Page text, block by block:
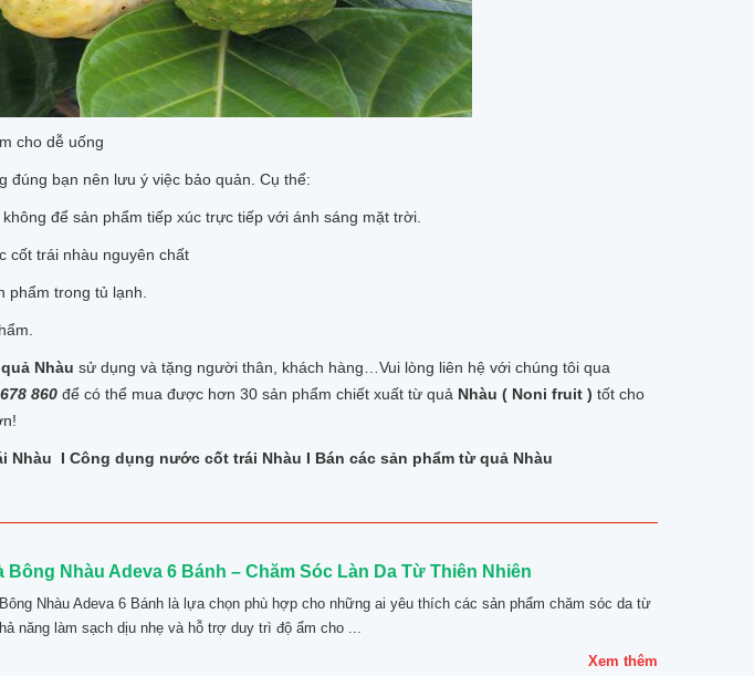
cho dễ uống
đúng bạn nên lưu ý việc bảo quản. Cụ thể:
để sản phẩm tiếp xúc trực tiếp với ánh sáng mặt trời.
cốt trái nhàu nguyên chất
phẩm trong tủ lạnh.
Nhàu sử dụng và tặng người thân, khách hàng…Vui lòng liên hệ với chúng tôi qua
860 để có thể mua được hơn 30 sản phẩm chiết xuất từ quả Nhàu ( Noni fruit ) tốt cho
Nhàu I Công dụng nước cốt trái Nhàu I Bán các sản phẩm từ quả Nhàu
Bông Nhàu Adeva 6 Bánh – Chăm Sóc Làn Da Từ Thiên Nhiên
Nhàu Adeva 6 Bánh là lựa chọn phù hợp cho những ai yêu thích các sản phẩm chăm sóc da từ
năng làm sạch dịu nhẹ và hỗ trợ duy trì độ ẩm cho ...
Xem thêm